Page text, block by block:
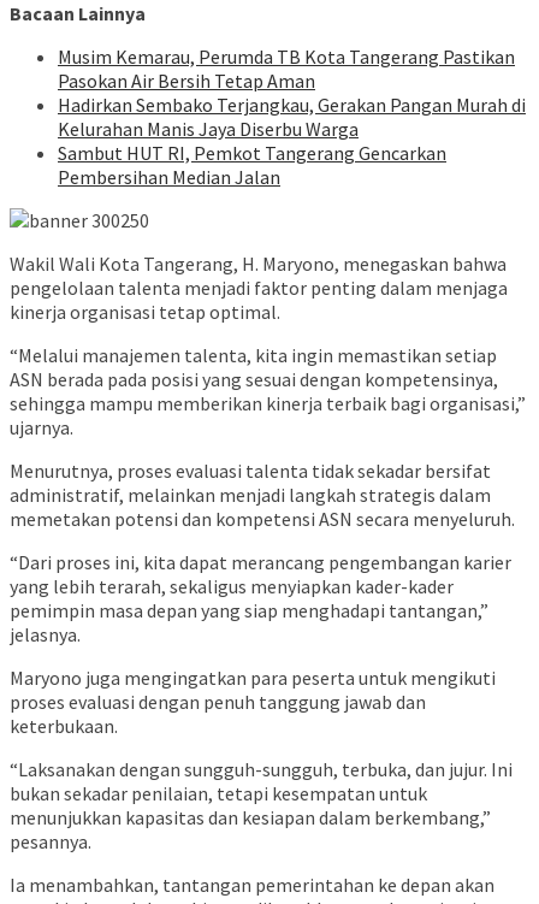
Bacaan Lainnya
Musim Kemarau, Perumda TB Kota Tangerang Pastikan
Pasokan Air Bersih Tetap Aman
Hadirkan Sembako Terjangkau, Gerakan Pangan Murah di
Kelurahan Manis Jaya Diserbu Warga
Sambut HUT RI, Pemkot Tangerang Gencarkan
Pembersihan Median Jalan
Wakil Wali Kota Tangerang, H. Maryono, menegaskan bahwa
pengelolaan talenta menjadi faktor penting dalam menjaga
kinerja organisasi tetap optimal.
“Melalui manajemen talenta, kita ingin memastikan setiap
ASN berada pada posisi yang sesuai dengan kompetensinya,
sehingga mampu memberikan kinerja terbaik bagi organisasi,”
ujarnya.
Menurutnya, proses evaluasi talenta tidak sekadar bersifat
administratif, melainkan menjadi langkah strategis dalam
memetakan potensi dan kompetensi ASN secara menyeluruh.
“Dari proses ini, kita dapat merancang pengembangan karier
yang lebih terarah, sekaligus menyiapkan kader-kader
pemimpin masa depan yang siap menghadapi tantangan,”
jelasnya.
Maryono juga mengingatkan para peserta untuk mengikuti
proses evaluasi dengan penuh tanggung jawab dan
keterbukaan.
“Laksanakan dengan sungguh-sungguh, terbuka, dan jujur. Ini
bukan sekadar penilaian, tetapi kesempatan untuk
menunjukkan kapasitas dan kesiapan dalam berkembang,”
pesannya.
Ia menambahkan, tantangan pemerintahan ke depan akan